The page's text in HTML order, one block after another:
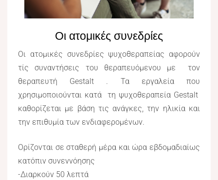
Οι ατομικές συνεδρίες
Οι ατομικές συνεδρίες ψυχοθεραπείας αφορούν
τίς συναντήσεις του θεραπευόμενου με τον
θεραπευτή Gestalt . Τα εργαλεία που
χρησιμοποιούνται κατά τη ψυχοθεραπεία Gestalt
καθορίζεται με βάση τις ανάγκες, την ηλικία και
την επιθυμία των ενδιαφερομένων.
Ορίζονται σε σταθερή μέρα και ώρα εβδομαδιαίως
κατόπιν συνεννόησης
-Διαρκούν 50 λεπτά